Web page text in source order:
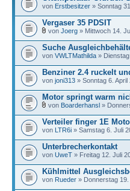
von Erstbesitzer » Sonntag
Vergaser 35 PDSIT
von Joerg » Mittwoch 14.
Suche
von VWLTMathilda »
Benziner 2.4 ruckelt
von joni313 » Sonntag 6. April
Motor springt warm
von Boarderhansl »
Verteiler finger 1E
von LTR6i » Samstag 6. Juli
Unterbrecherkontakt
von UweT » Freitag 12. Juli
Kühlmittel
von Rueder » Donnerstag